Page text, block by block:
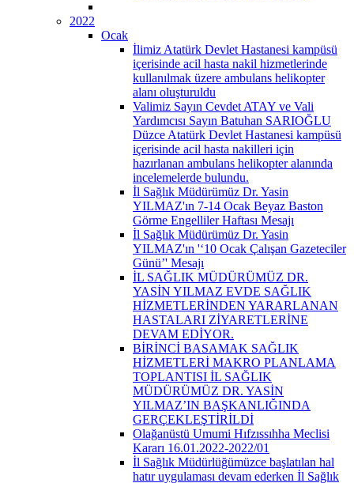
2022
Ocak
İlimiz Atatürk Devlet Hastanesi kampüsü
içerisinde acil hasta nakil hizmetlerinde
kullanılmak üzere ambulans helikopter
alanı oluşturuldu
Valimiz Sayın Cevdet ATAY ve Vali
Yardımcısı Sayın Batuhan SARIOĞLU
Düzce Atatürk Devlet Hastanesi kampüsü
içerisinde acil hasta nakilleri için
hazırlanan ambulans helikopter alanında
incelemelerde bulundu.
İl Sağlık Müdürümüz Dr. Yasin
YILMAZ'ın 7-14 Ocak Beyaz Baston
Görme Engelliler Haftası Mesajı
İl Sağlık Müdürümüz Dr. Yasin
YILMAZ'ın '‘10 Ocak Çalışan Gazeteciler
Günü’' Mesajı
İL SAĞLIK MÜDÜRÜMÜZ DR.
YASİN YILMAZ EVDE SAĞLIK
HİZMETLERİNDEN YARARLANAN
HASTALARI ZİYARETLERİNE
DEVAM EDİYOR.
BİRİNCİ BASAMAK SAĞLIK
HİZMETLERİ MAKRO PLANLAMA
TOPLANTISI İL SAĞLIK
MÜDÜRÜMÜZ DR. YASİN
YILMAZ’IN BAŞKANLIĞINDA
GERÇEKLEŞTİRİLDİ
Olağanüstü Umumi Hıfzıssıhha Meclisi
Kararı 16.01.2022-2022/01
İl Sağlık Müdürlüğümüzce başlatılan hal
hatır uygulaması devam ederken İl Sağlık